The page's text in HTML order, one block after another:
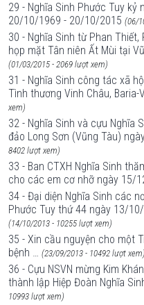
29 - Nghĩa Sinh Phước Tuy kỷ
20/10/1969 - 20/10/2015 (06/
30 - Nghĩa Sinh từ Phan Thiết,
họp mặt Tân niên Ất Mùi tại
(01/03/2015 - 2069 lượt xem)
31 - Nghĩa Sinh công tác xã
Tình thương Vinh Châu, Baria-
xem)
32 - Nghĩa Sinh và cựu Nghĩa
đảo Long Sơn (Vũng Tàu)
8402 lượt xem)
33 - Ban CTXH Nghĩa Sinh
cho các em cơ nhỡ ngày 15/
34 - Đại diện Nghĩa Sinh các
Phước Tuy thứ 44 ngày 13/
(14/10/2013 - 10255 lượt xem)
35 - Xin cầu nguyện cho một
bệnh … (23/09/2013 - 10492 lượt xem)
36 - Cựu NSVN mừng Kim
thành lập Hiệp Đoàn Nghĩa
10993 lượt xem)